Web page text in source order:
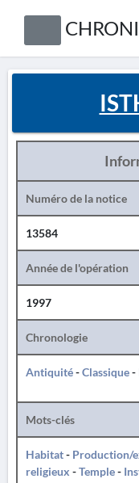
Numéro de la notice
13584
Année de l'opération
1997
Chronologie
Antiquité-Classique-
Mots-clés
Habitat- Production/
religieux -Temple-